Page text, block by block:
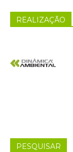
REALIZAÇÃO
PESQUISAR